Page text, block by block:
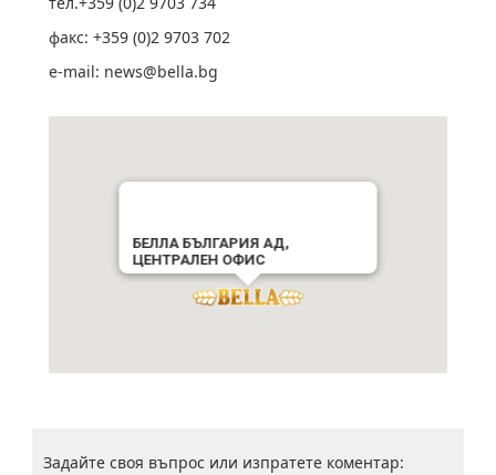
факс: +359 (0)2 9703 702
e-mail: news@bella.bg
БЕЛЛА БЪЛГАРИЯ АД,
ЦЕНТРАЛЕН ОФИС
Задайте своя въпрос или изпратете коментар: